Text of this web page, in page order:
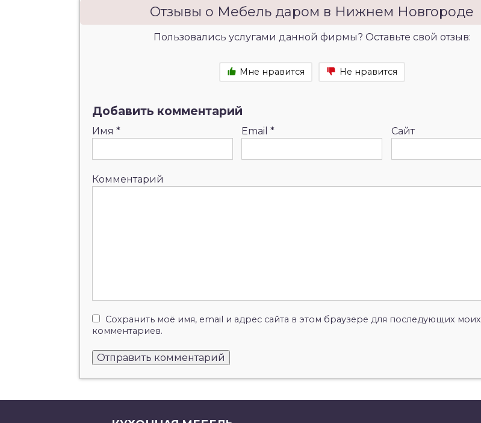
Отзывы о Мебель даром в Нижнем Новгороде
Пользовались услугами данной фирмы? Оставьте свой отзыв:
Мне нравится Не нравится
Добавить комментарий
Имя * Email* Сайт
Комментарий
Сохранить моё имя, email и адрес сайта в этом браузере для последующих моих
комментариев.